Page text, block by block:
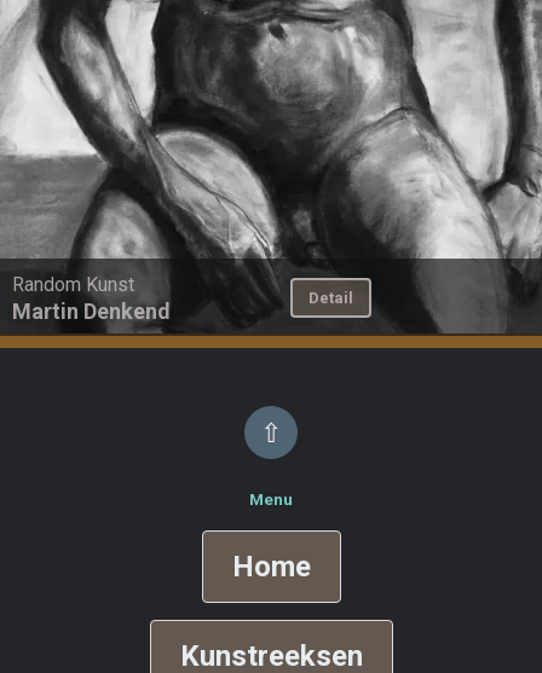
Random Kunst
Martin Denkend
Detail
⇧
Menu
Home
Kunstreeksen